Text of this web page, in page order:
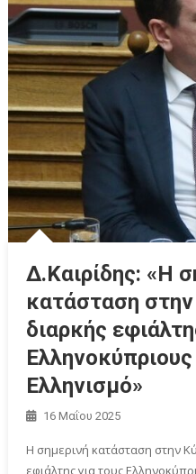
Δ.Καιρίδης: «H
κατάσταση στην
διαρκής
Ελληνισμό»
16 Μαΐου 2025
Η σημερινή κατάσταση στην
εφιάλτης για τους